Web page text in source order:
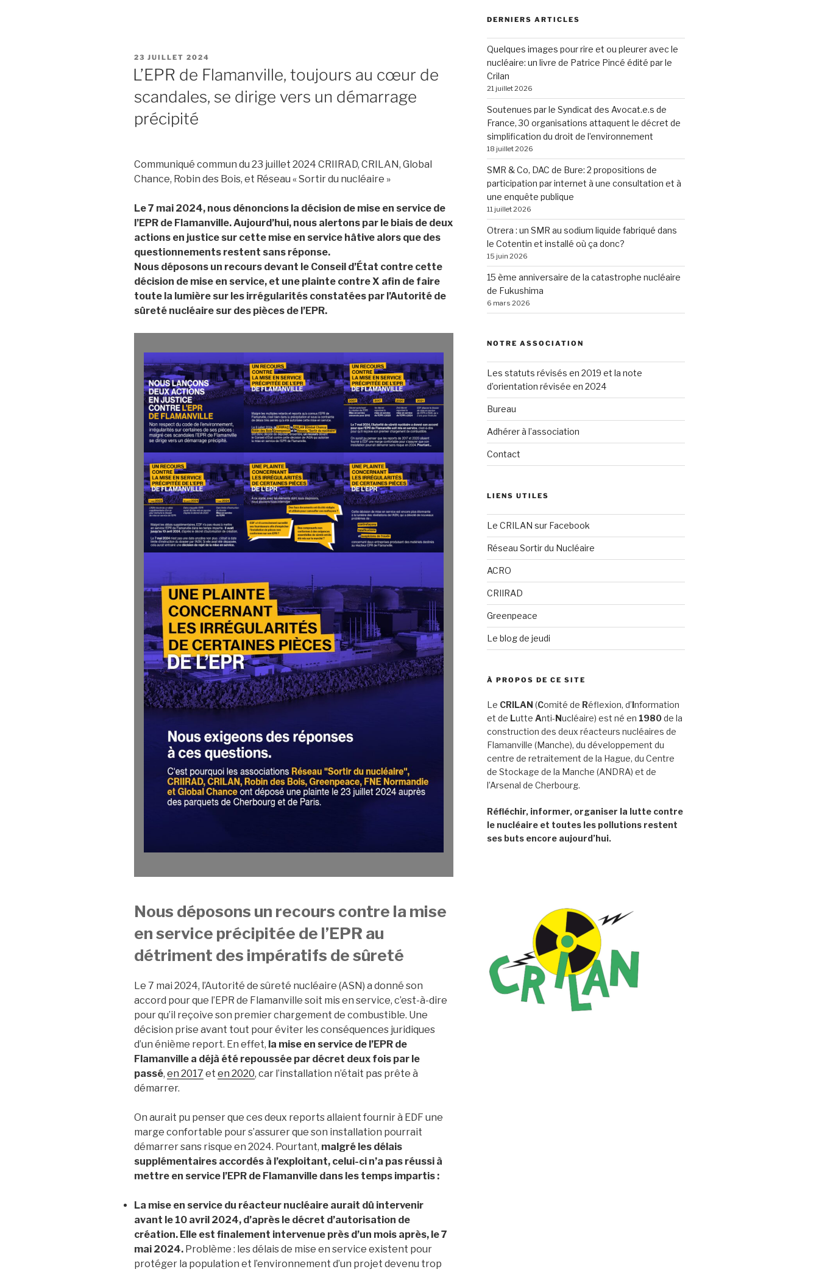
PUBLIÉ
23 JUILLET 2024
L’EPR de Flamanville, toujours au cœur de
scandales, se dirige vers un démarrage
précipité
Communiqué commun du 23 juillet 2024 CRIIRAD, CRILAN, Global
Chance, Robin des Bois, et Réseau « Sortir du nucléaire »
Le 7 mai 2024, nous dénoncions la décision de mise en service de
l’EPR de Flamanville. Aujourd’hui, nous alertons par le biais de deux
actions en justice sur cette mise en service hâtive alors que des
questionnements restent sans réponse.
Nous déposons un recours devant le Conseil d’État contre cette
décision de mise en service, et une plainte contre X afin de faire
toute la lumière sur les irrégularités constatées par l’Autorité de
sûreté nucléaire sur des pièces de l’EPR.
Nous déposons un recours contre la mise
en service précipitée de l’EPR au
détriment des impératifs de sûreté
Le 7 mai 2024, l’Autorité de sûreté nucléaire (ASN) a donné son
accord pour que l’EPR de Flamanville soit mis en service, c’est-à-dire
pour qu’il reçoive son premier chargement de combustible. Une
décision prise avant tout pour éviter les conséquences juridiques
d’un énième report. En effet, la mise en service de l’EPR de
Flamanville a déjà été repoussée par décret deux fois par le
passé, en 2017 et en 2020, car l’installation n’était pas prête à
démarrer.
On aurait pu penser que ces deux reports allaient fournir à EDF une
marge confortable pour s’assurer que son installation pourrait
démarrer sans risque en 2024. Pourtant, malgré les délais
supplémentaires accordés à l’exploitant, celui-ci n’a pas réussi à
mettre en service l’EPR de Flamanville dans les temps impartis :
La mise en service du réacteur nucléaire aurait dû intervenir
avant le 10 avril 2024, d’après le décret d’autorisation de
création. Elle est finalement intervenue près d’un mois après, le 7
mai 2024. Problème : les délais de mise en service existent pour
protéger la population et l’environnement d’un projet devenu trop
DERNIERS ARTICLES
Quelques images pour rire et ou pleurer avec le
nucléaire: un livre de Patrice Pincé édité par le
Crilan
21 juillet 2026
Soutenues par le Syndicat des Avocat.e.s de
France, 30 organisations attaquent le décret de
simplification du droit de l’environnement
18 juillet 2026
SMR & Co, DAC de Bure: 2 propositions de
participation par internet à une consultation et à
une enquête publique
11 juillet 2026
Otrera : un SMR au sodium liquide fabriqué dans
le Cotentin et installé où ça donc?
15 juin 2026
15 ème anniversaire de la catastrophe nucléaire
de Fukushima
6 mars 2026
NOTRE ASSOCIATION
Les statuts révisés en 2019 et la note
d’orientation révisée en 2024
Bureau
Adhérer à l’association
Contact
LIENS UTILES
Le CRILAN sur Facebook
Réseau Sortir du Nucléaire
ACRO
CRIIRAD
Greenpeace
Le blog de jeudi
À PROPOS DE CE SITE
Le CRILAN (Comité de Réflexion, d’Information
et de Lutte Anti-Nucléaire) est né en 1980de la
construction des deux réacteurs nucléaires de
Flamanville (Manche), du développement du
centre de retraitement de la Hague, du Centre
de Stockage de la Manche (ANDRA) et de
l’Arsenal de Cherbourg.
Réfléchir, informer, organiser la lutte contre
le nucléaire et toutes les pollutions restent
ses buts encore aujourd’hui.